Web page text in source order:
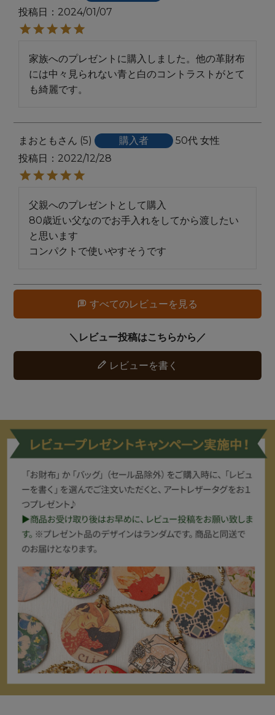
投稿日
2024/01/07
家族へのプレゼントに購入しました。他の革財布
には中々見られない青と白のコントラストがとて
も綺麗です。
まおとも 5 購入者 50代 女性
投稿日
2022/12/28
父親へのプレゼントとして購入
80歳近い父なのでお手入れをしてから渡したい
と思います
コンパクトで使いやすそうです
すべてのレビューを見る
レビューを書く